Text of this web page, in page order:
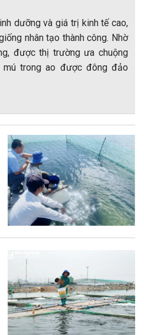
dưỡng và giá trị kinh tế cao,
nhân tạo thành công. Nhờ
được thị trường ưa chuộng
mú trong ao được đông đảo